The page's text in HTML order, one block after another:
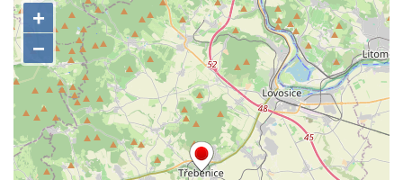
Mildeova kaple pod Ortelem
Kostel Zvěstování Panny Marie v Duchcově
Výklenková kaple v Teplické ulici u stadionu
v Duchcově
Evangelický kostel v Duchcově
Kostel svatých Petra a Pavla v Jeníkově
Kaple svaté Anny v Jeníkově